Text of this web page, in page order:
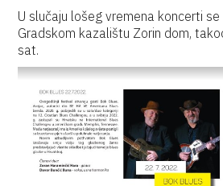
U slučaju lošeg vremena koncerti se
Gradskom kazalištu Zorin dom,
sat.